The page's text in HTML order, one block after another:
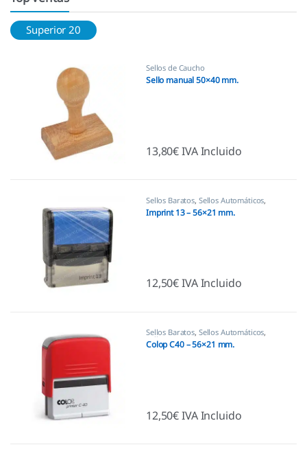
Superior 20
Sellos de Caucho
Sello manual 50×40 mm.
13,80€IVA Incluido
Sellos Baratos, Sellos Automáticos,
Sellos empresas
Imprint 13 – 56×21 mm.
12,50€IVA Incluido
Sellos Baratos, Sellos Automáticos,
Sellos empresas
Colop C40 – 56×21 mm.
12,50€IVA Incluido